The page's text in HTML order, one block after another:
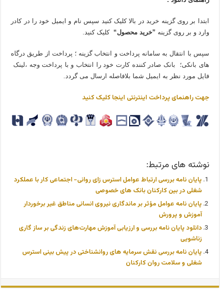
ابتدا بر روی گزینه خرید در بالا کلیک کنید سپس نام و ایمیل خود را در کادر
وارد و بر روی گزینه ”خرید محصول“ کلیک کنید.
سپس با انتقال به سامانه پرداخت و انتخاب گزینه ؛ پرداخت از طریق درگاه
های بانکی؛ بانک صادر کننده کارت خود را انتخاب و با پرداخت وجه ،لینک
فایل مورد نظر به ایمیل شما بلافاصله ارسال می گردد.
جهت راهنمای پرداخت اینترنتی اینجا کلیک کنید
نوشته های مرتبط:
پایان نامه بررسی ارتباط عوامل استرس زای روانی- اجتماعی کار با عملکرد
شغلی در بین کارکنان بانک های خصوصی
پایان نامه عوامل مؤثر بر ماندگاری نیروی انسانی مناطق غیر برخوردار
آموزش و پرورش
دانلود پایان نامه بررسی و ارزیابی آموزش مهارت‌های زندگی بر ساز گاری
زناشویی
پایان نامه بررسی نقش سرمایه های روانشناختی در پیش بینی استرس
شغلی و سلامت روان کارکنان